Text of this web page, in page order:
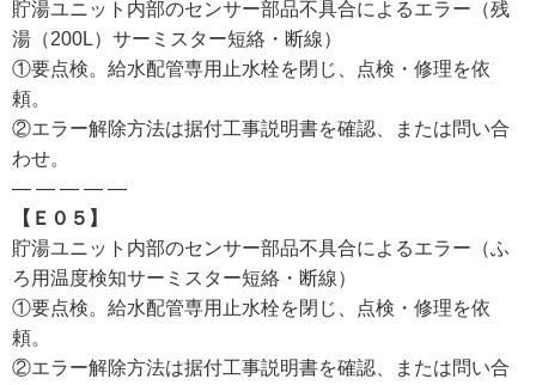
貯湯ユニット内部のセンサー部品不具合によるエラー（残
湯（200L）サーミスター短絡・断線）
①要点検。給水配管専用止水栓を閉じ、点検・修理を依
頼。
②エラー解除方法は据付工事説明書を確認、または問い合
わせ。
— — — — —
【Ｅ０５】
貯湯ユニット内部のセンサー部品不具合によるエラー（ふ
ろ用温度検知サーミスター短絡・断線）
①要点検。給水配管専用止水栓を閉じ、点検・修理を依
頼。
②エラー解除方法は据付工事説明書を確認、または問い合